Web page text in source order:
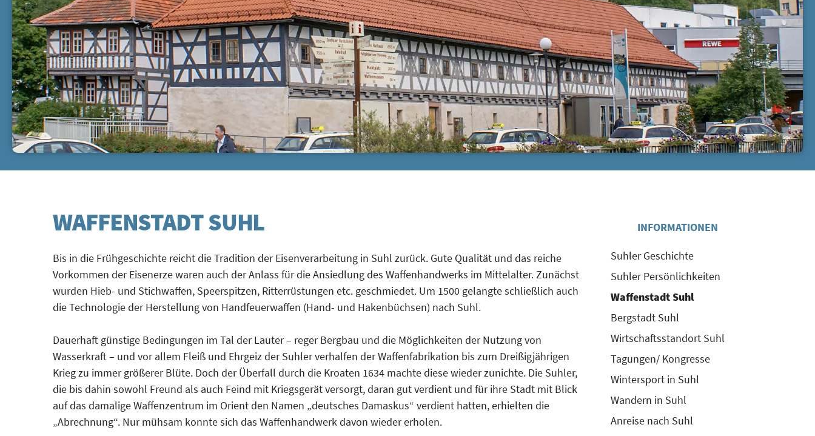
WAFFENSTADT SUHL
Bis in die Frühgeschichte reicht die Tradition der Eisenverarbeitung in Suhl zurück. Gute Qualität und das reiche
Vorkommen der Eisenerze waren auch der Anlass für die Ansiedlung des Waffenhandwerks im Mittelalter. Zunächst
wurden Hieb- und Stichwaffen, Speerspitzen, Ritterrüstungen etc. geschmiedet. Um 1500 gelangte schließlich auch
die Technologie der Herstellung von Handfeuerwaffen (Hand- und Hakenbüchsen) nach Suhl.
Dauerhaft günstige Bedingungen im Tal der Lauter – reger Bergbau und die Möglichkeiten der Nutzung von
Wasserkraft – und vor allem Fleiß und Ehrgeiz der Suhler verhalfen der Waffenfabrikation bis zum Dreißigjährigen
Krieg zu immer größerer Blüte. Doch der Überfall durch die Kroaten 1634 machte diese wieder zunichte. Die Suhler,
die bis dahin sowohl Freund als auch Feind mit Kriegsgerät versorgt, daran gut verdient und für ihre Stadt mit Blick
auf das damalige Waffenzentrum im Orient den Namen „deutsches Damaskus“ verdient hatten, erhielten die
„Abrechnung“. Nur mühsam konnte sich das Waffenhandwerk davon wieder erholen.
INFORMATIONEN
Suhler Geschichte
Suhler Persönlichkeiten
Waffenstadt Suhl
Bergstadt Suhl
Wirtschaftsstandort Suhl
Tagungen/ Kongresse
Wintersport in Suhl
Wandern in Suhl
Anreise nach Suhl